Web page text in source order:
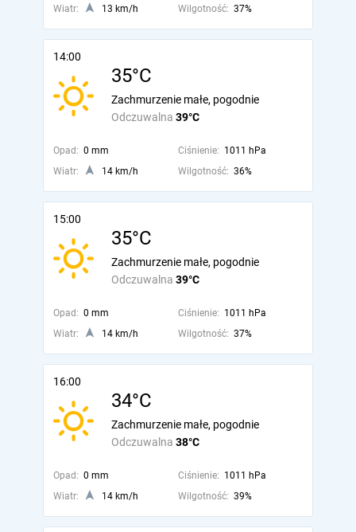
Wiatr:
13 km/h Wilgotność: 37%
14:00
35°C
Odczuwalna 39°C
Zachmurzenie małe, pogodnie
Opad: 0 mm Ciśnienie: 1011 hPa
Wiatr:
14 km/h Wilgotność: 36%
15:00
35°C
Odczuwalna 39°C
Zachmurzenie małe, pogodnie
Opad: 0 mm Ciśnienie: 1011 hPa
Wiatr:
14 km/h Wilgotność: 37%
16:00
34°C
Odczuwalna 38°C
Zachmurzenie małe, pogodnie
Opad: 0 mm Ciśnienie: 1011 hPa
Wiatr:
14 km/h Wilgotność: 39%